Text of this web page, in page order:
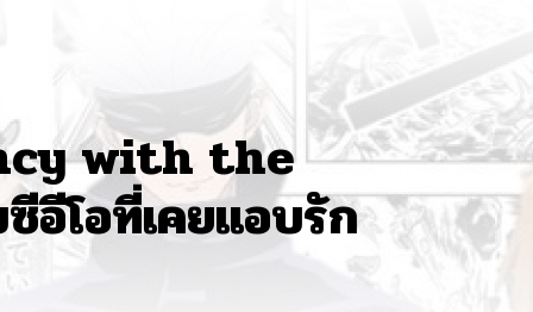
with the
อีโอที่เคยแอบรัก